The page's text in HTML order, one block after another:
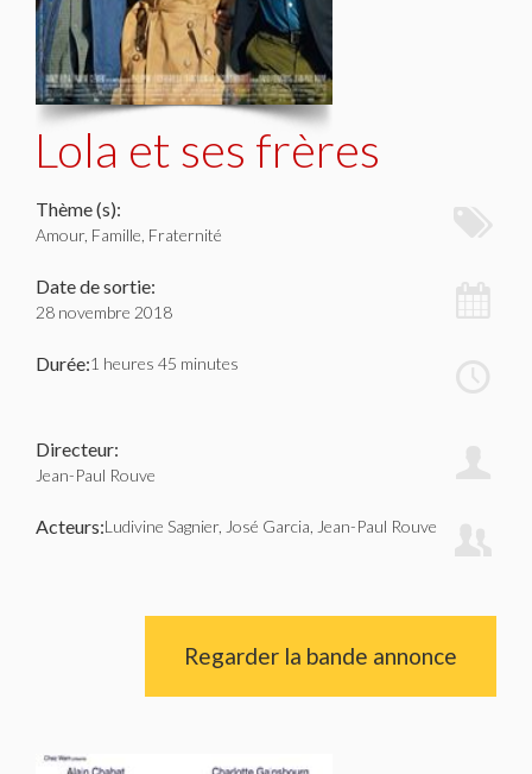
Lola et ses frères
Thème (s):
Amour, Famille, Fraternité
Date de sortie:
28 novembre 2018
Durée:1 heures 45 minutes
Directeur:
Jean-Paul Rouve
Acteurs:Ludivine Sagnier, José Garcia, Jean-Paul Rouve
Regarder la bande annonce